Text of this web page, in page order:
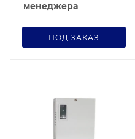
менеджера
ПОД ЗАКАЗ